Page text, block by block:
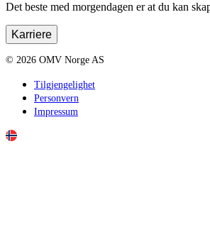
Det beste med morgendagen er at du kan
Karriere
© 2026 OMV Norge AS
Tilgjengelighet
Personvern
Impressum